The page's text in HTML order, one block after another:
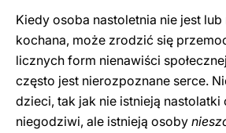
Kiedy osoba nastoletnia nie jest
kochana, może zrodzić się
licznych form nienawiści
często jest nierozpoznane serce.
dzieci, tak jak nie istnieją nastolatki
niegodziwi, ale istnieją osoby